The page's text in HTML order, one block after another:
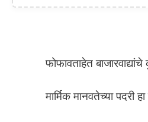
फोफावताहेत
मार्मिक मानवतेच्या पदरी